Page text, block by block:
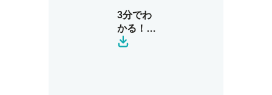
3分でわ
かる！
SmartHR